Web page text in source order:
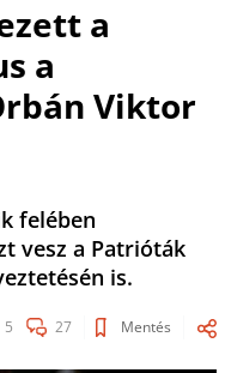
a
a
Viktor
felében
vesz a Patrióták
is.
5 27 Mentés